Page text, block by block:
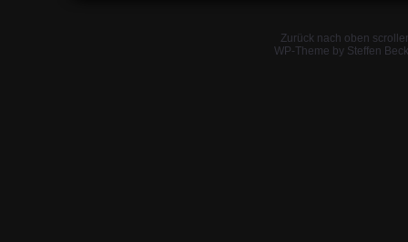
Zurück nach oben
WP-Theme by Steffen